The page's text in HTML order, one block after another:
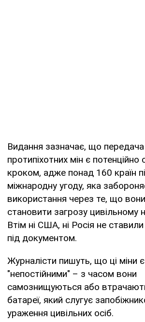
Видання зазначає, що передача
протипіхотних мін є
кроком, адже понад 160 країн
міжнародну угоду, яка
використання через те, що
становити загрозу цивільному
Втім ні США, ні Росія не
під документом.
Журналісти пишуть, що ці міни є
"непостійними" – з часом вони
самознищуються або
батареї, який слугує
ураження цивільних осіб.